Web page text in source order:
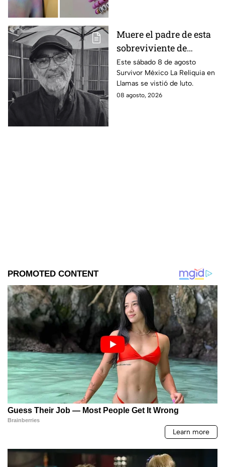
Muere el padre de esta
sobreviviente de
Survivor México La
Reliquia en Llamas
Este sábado 8 de agosto
Survivor México La Reliquia en
Llamas se vistió de luto.
08 agosto, 2026